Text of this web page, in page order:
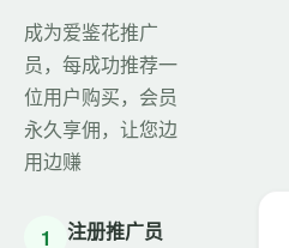
成为爱鉴花推广
员，每成功推荐一
位用户购买，会员
永久享佣，让您边
用边赚
1 注册推广员